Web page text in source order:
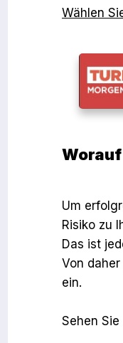
Wählen
Um
Risiko zu
Das ist
Von
ein.
Sehen